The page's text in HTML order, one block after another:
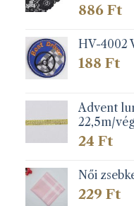
886 Ft
HV-4002
188 Ft
Advent
22,5m/vég
24 Ft
Női
229 Ft